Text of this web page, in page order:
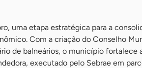
uma etapa estratégica para a
Com a criação do Conselho
de balneários, o município fortalece
executado pelo Sebrae em